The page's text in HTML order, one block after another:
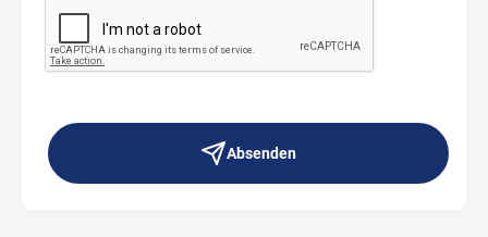
Absenden